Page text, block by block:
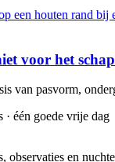
voor het schap
van pasvorm,
· één goede vrije dag
en